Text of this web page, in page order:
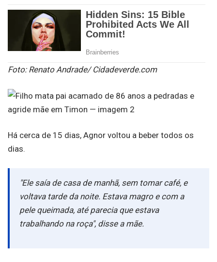
Foto: Renato Andrade/ Cidadeverde.com
Há cerca de 15 dias, Agnor voltou a beber todos os
dias.
"Ele saía de casa de manhã, sem tomar café, e
voltava tarde da noite. Estava magro e com a
pele queimada, até parecia que estava
trabalhando na roça", disse a mãe.